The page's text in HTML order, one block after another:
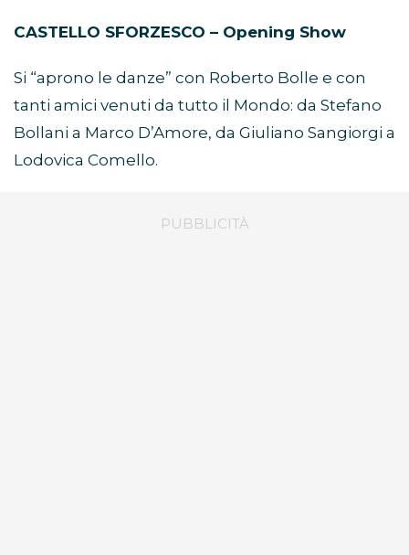
CASTELLO SFORZESCO – Opening Show
Si “aprono le danze” con Roberto Bolle e con
tanti amici venuti da tutto il Mondo: da Stefano
Bollani a Marco D’Amore, da Giuliano Sangiorgi a
Lodovica Comello.